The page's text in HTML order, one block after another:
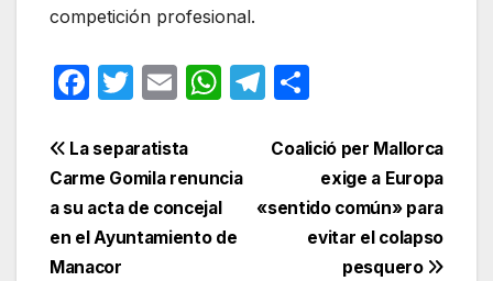
competición profesional.
F
c
e
b
o
T
itt
er
E
ail
W
s
A
p
T
e
a
m
p
ar
tir
Navegación
de
entradas
Coalició per Mallorca
exige a Europa
«sentido común» para
evitar el colapso
pesquero
La separatista
Carme Gomila renuncia
a su acta de concejal
en el Ayuntamiento de
Manacor